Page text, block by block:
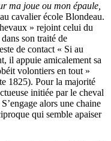
ma joue ou mon épaule,
cavalier école Blondeau.
» rejoint celui du
son traité de
de contact « Si au
il appuie amicalement sa
volontiers en tout »
1825). Pour la majorité
initiée par le cheval
alors une chaine
qui semble apaiser